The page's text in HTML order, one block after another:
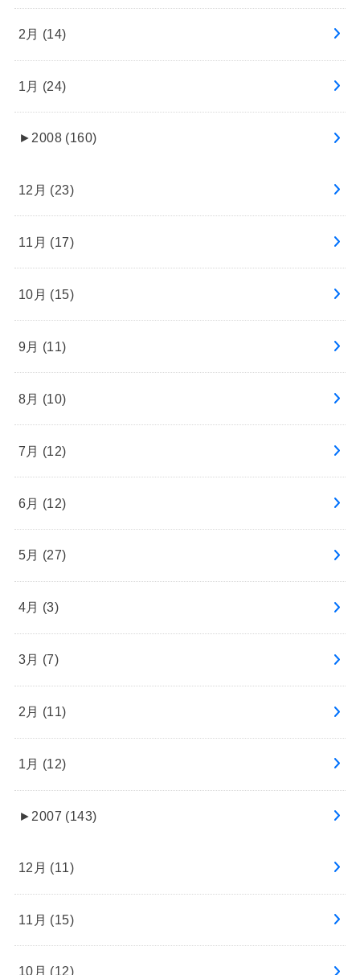
2月 (14)
1月 (24)
►2008 (160)
12月 (23)
11月 (17)
10月 (15)
9月 (11)
8月 (10)
7月 (12)
6月 (12)
5月 (27)
4月 (3)
3月 (7)
2月 (11)
1月 (12)
► 2007 (143)
12月 (11)
11月 (15)
10月 (12)